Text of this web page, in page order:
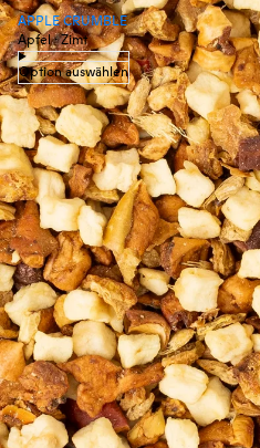
APPLE CRUMBLE
Apfel · Zimt
Option auswählen